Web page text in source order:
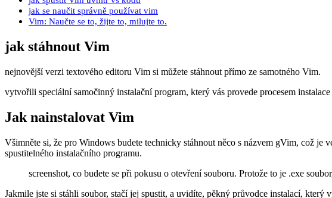
jak se naučit správně používat vim
Vim: Naučte se to, žijte to, milujte to.
jak stáhnout Vim
nejnovější verzi textového editoru Vim si můžete stáhnout přímo ze samotného Vim.
vytvořili speciální samočinný instalační program, který vás provede procesem
Jak nainstalovat Vim
Všimněte si, že pro Windows budete technicky stáhnout něco s názvem gVim, což
spustitelného instalačního programu.
screenshot, co budete se při pokusu o otevření souboru. Protože to je .exe
Jakmile jste si stáhli soubor, stačí jej spustit, a uvidíte, pěkný průvodce instalací, který